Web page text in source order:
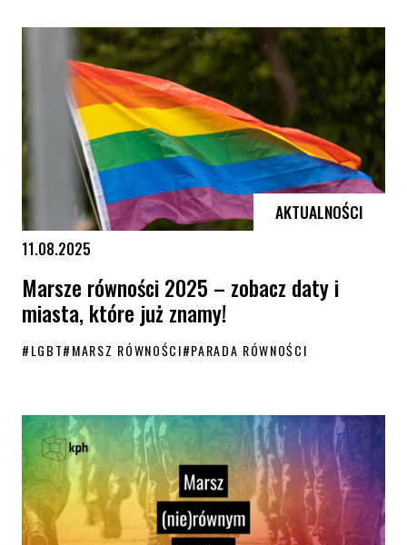
AKTUALNOŚCI
11.08.2025
Marsze równości 2025 – zobacz daty i
miasta, które już znamy!
#LGBT#MARSZ RÓWNOŚCI#PARADA RÓWNOŚCI